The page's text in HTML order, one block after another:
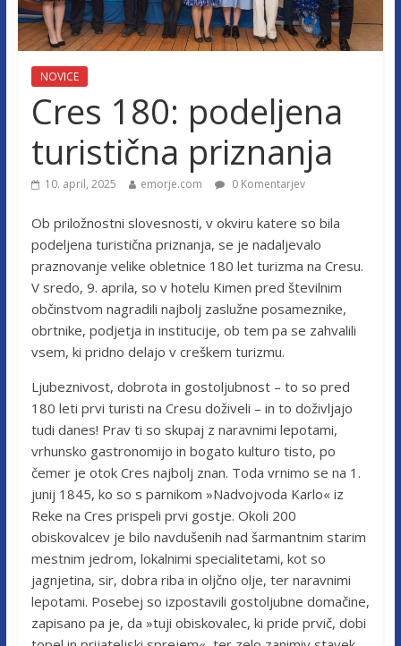
NOVICE
Cres 180: podeljena
turistična priznanja
10. april, 2025 emorje.com 0 Komentarjev
Ob priložnostni slovesnosti, v okviru katere so bila
podeljena turistična priznanja, se je nadaljevalo
praznovanje velike obletnice 180 let turizma na Cresu.
V sredo, 9. aprila, so v hotelu Kimen pred številnim
občinstvom nagradili najbolj zaslužne posameznike,
obrtnike, podjetja in institucije, ob tem pa se zahvalili
vsem, ki pridno delajo v creškem turizmu.
Ljubeznivost, dobrota in gostoljubnost – to so pred
180 leti prvi turisti na Cresu doživeli – in to doživljajo
tudi danes! Prav ti so skupaj z naravnimi lepotami,
vrhunsko gastronomijo in bogato kulturo tisto, po
čemer je otok Cres najbolj znan. Toda vrnimo se na 1.
junij 1845, ko so s parnikom »Nadvojvoda Karlo« iz
Reke na Cres prispeli prvi gostje. Okoli 200
obiskovalcev je bilo navdušenih nad šarmantnim starim
mestnim jedrom, lokalnimi specialitetami, kot so
jagnjetina, sir, dobra riba in oljčno olje, ter naravnimi
lepotami. Posebej so izpostavili gostoljubne domačine,
zapisano pa je, da »tuji obiskovalec, ki pride prvič, dobi